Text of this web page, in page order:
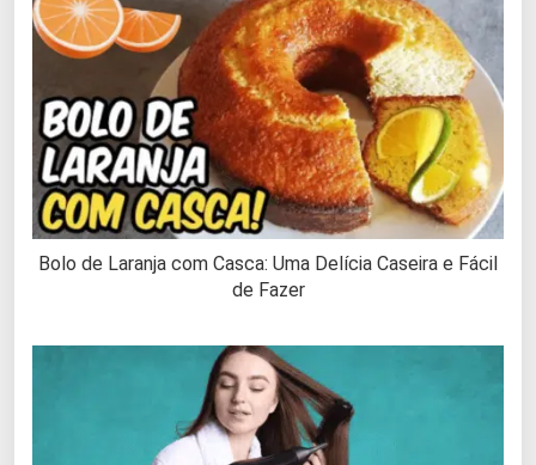
Bolo de Laranja com Casca: Uma Delícia Caseira e Fácil
de Fazer